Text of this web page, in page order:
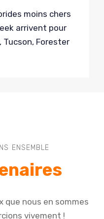
moins chers
arrivent pour
Tucson, Forester
ENSEMBLE
que nous en sommes
vivement !